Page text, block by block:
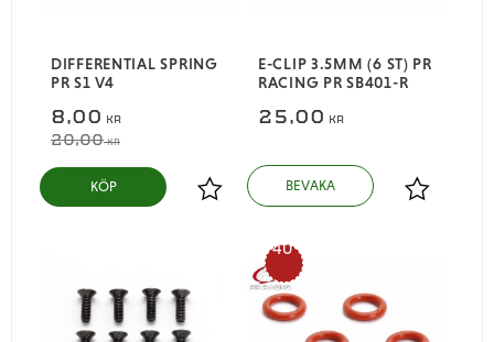
DIFFERENTIAL SPRING
PR S1 V4
8,00 KR
20,00KR
Lägg till i favoriter
KÖP
E-CLIP 3.5MM (6 ST) PR
RACING PR SB401-R
25,00 KR
Lägg till i
40
%